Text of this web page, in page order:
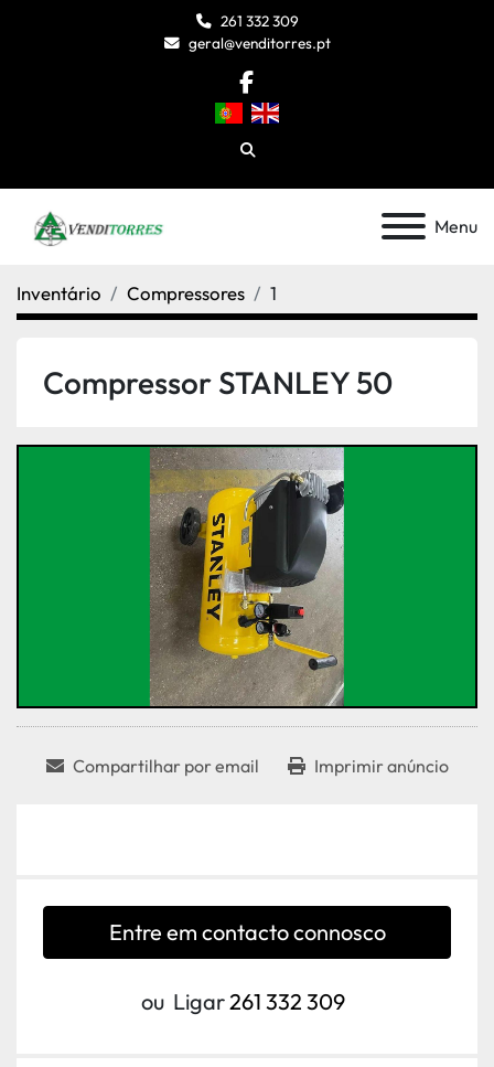
261 332 309
geral@venditorres.pt
facebook
Pesquisar
Menu
Inventário Compressores 1
Compressor STANLEY 50
Compartilhar por email Imprimir anúncio
Entre em contacto connosco
ou Ligar261 332 309